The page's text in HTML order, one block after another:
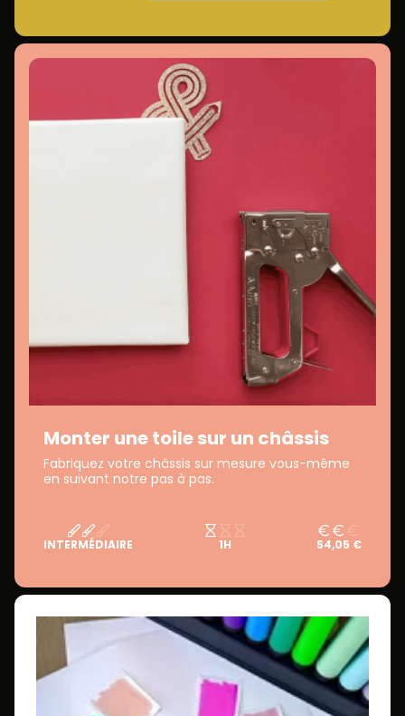
Monter une toile sur un châssis
Fabriquez votre châssis sur mesure vous-même
en suivant notre pas à pas.
INTERMÉDIAIRE 1H 54,05 €